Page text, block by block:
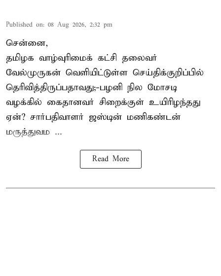
Published on: 08 Aug 2026, 2:32 pm
சென்னை,
தமிழக வாழ்வுரிமைக் கட்சி தலைவர்
வேல்முருகன் வெளியிட்டுள்ள செய்திக்குறிப்பில்
தெரிவித்திருப்பதாவது;-பழனி நில மோசடி
வழக்கில் கைதானவர் சிறைக்குள் உயிரிழந்தது
ஏன்? சார்பதிவாளர் ஜஸ்டின் மணிகண்டன்
மருத்துவம ...
Read More